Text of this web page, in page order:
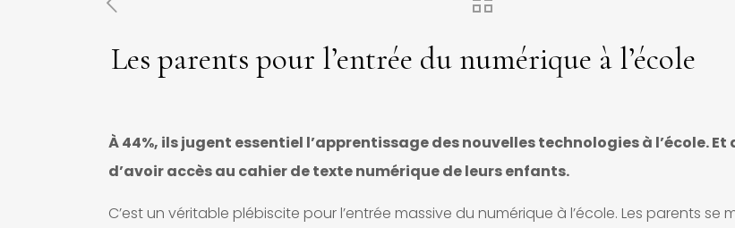
Les parents pour l’entrée du numérique à l’école
À 44%, ils jugent essentiel l’apprentissage des nouvelles technologies à l’école.
d’avoir accès au cahier de texte numérique de leurs enfants.
C’est un véritable plébiscite pour l’entrée massive du numérique à l’école. Les parents se